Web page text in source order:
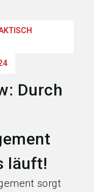
Durch
läuft!
sorgt